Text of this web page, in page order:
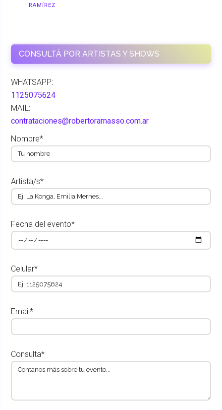
RAMÍREZ
CONSULTÁ POR ARTISTAS Y SHOWS
WHATSAPP:
1125075624
MAIL:
contrataciones@robertoramasso.com.ar
Nombre*
Artista/s*
Fecha del evento*
Celular*
Email*
Consulta*